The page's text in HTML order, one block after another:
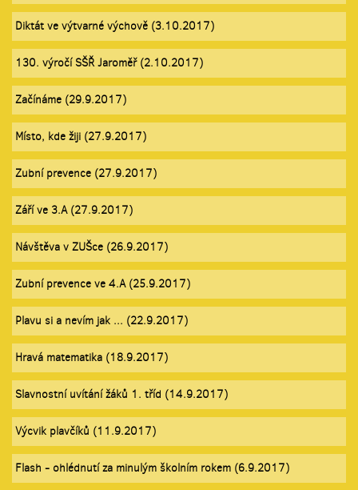
Diktát ve výtvarné výchově (3.10.2017)
130. výročí SŠŘ Jaroměř (2.10.2017)
Začínáme (29.9.2017)
Místo, kde žiji (27.9.2017)
Zubní prevence (27.9.2017)
Září ve 3.A (27.9.2017)
Návštěva v ZUŠce (26.9.2017)
Zubní prevence ve 4.A (25.9.2017)
Plavu si a nevím jak ... (22.9.2017)
Hravá matematika (18.9.2017)
Slavnostní uvítání žáků 1. tříd (14.9.2017)
Výcvik plavčíků (11.9.2017)
Flash - ohlédnutí za minulým školním rokem (6.9.2017)